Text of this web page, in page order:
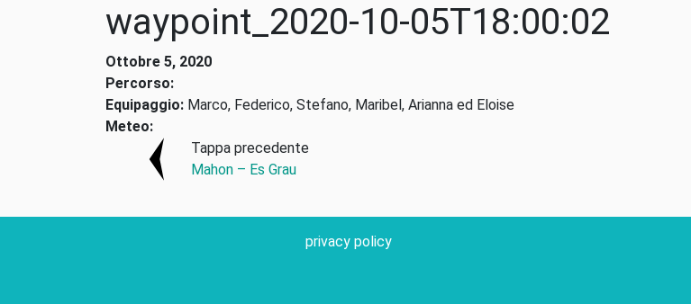
waypoint_2020-10-05T18:00:02
Ottobre 5, 2020
Percorso:
Equipaggio: Marco, Federico, Stefano, Maribel, Arianna ed Eloise
Meteo:
Tappa precedente
Mahon – Es Grau
privacy policy